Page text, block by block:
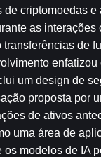
de criptomoedas
as
de
um design de
proposta por
de ativos
uma área de
modelos de IA